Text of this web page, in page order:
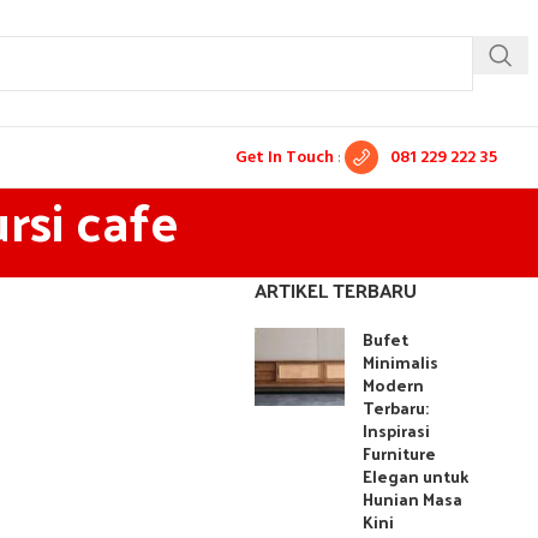
Get In Touch : 081 229 222 35
cafe
ARTIKEL TERBARU
Bufet
Minimalis
Modern
Terbaru:
Inspirasi
Furniture
Elegan untuk
Hunian Masa
Kini